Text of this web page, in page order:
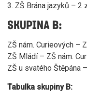
3. ZŠ Brána jazyků – 2
SKUPINA B:
ZŠ nám. Curieových –
ZŠ Mládí – ZŠ nám.
ZŠ u svatého Štěpána
Tabulka skupiny B: